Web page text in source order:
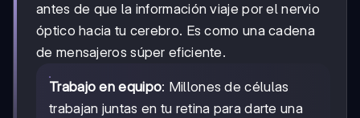
antes de que la información viaje por el nervio
óptico hacia tu cerebro. Es como una cadena
de mensajeros súper eficiente.
Trabajo en equipo: Millones de células
trabajan juntas en tu retina para darte una